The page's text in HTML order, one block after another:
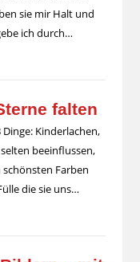
sie mir Halt und
ich durch…
falten
Kinderlachen,
beeinflussen,
Farben
die sie uns…